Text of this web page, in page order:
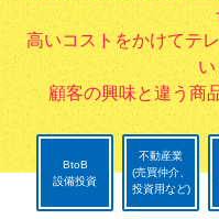
高いコストをかけてテ
顧客の興味と違う商
BtoB
設備投資
不動産業
(売買仲介、
投資用など)